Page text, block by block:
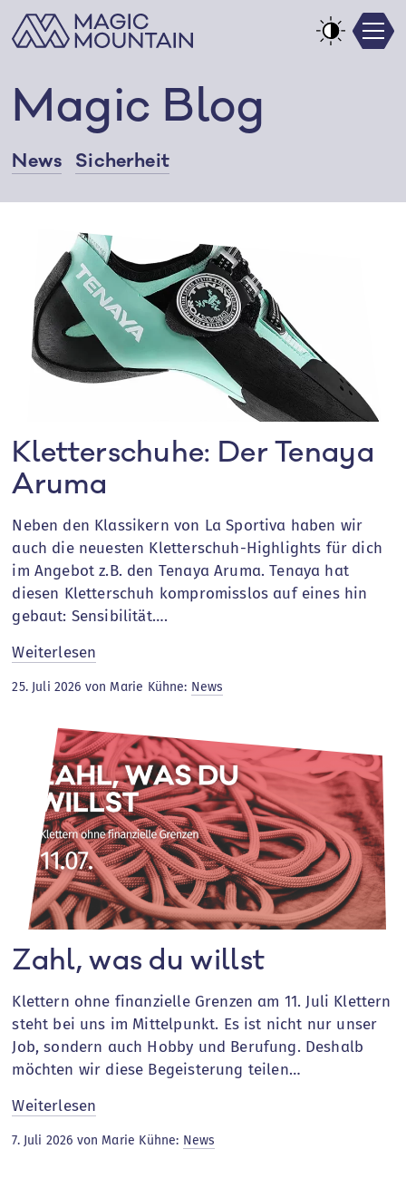
Zum
Inhalt
Magic Blog
News Sicherheit
Kletterschuhe: Der Tenaya
Aruma
Neben den Klassikern von La Sportiva haben wir
auch die neuesten Kletterschuh-Highlights für dich
im Angebot z.B. den Tenaya Aruma. Tenaya hat
diesen Kletterschuh kompromisslos auf eines hin
gebaut: Sensibilität….
Weiterlesen
Der
Aruma
25. Juli 2026 von Marie Kühne: News
Zahl, was du willst
Klettern ohne finanzielle Grenzen am 11. Juli Klettern
steht bei uns im Mittelpunkt. Es ist nicht nur unser
Job, sondern auch Hobby und Berufung. Deshalb
möchten wir diese Begeisterung teilen…
Weiterlesen
was
7. Juli 2026 von Marie Kühne: News